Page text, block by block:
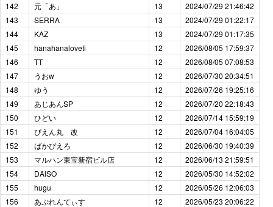
142
元「あ」 13
2024/07/29 21:46:42
143
SERRA 13
2024/07/29 01:22:17
144
KAZ 13
2024/07/29 01:17:35
145
hanahanaloveti 12
2026/08/05 17:59:37
146
TT 12
2026/08/05 07:08:53
147
うおw 12
2026/07/30 20:34:51
148
ゆう 12
2026/07/26 19:25:16
149
あじあんSP 12
2026/07/20 22:18:43
150
ひどい 12
2026/07/14 15:59:19
151
ぴえん丸 改 12
2026/07/04 16:04:05
152
ばかぴえろ 12
2026/06/30 19:40:39
153
マルハン東宝新宿ビル店 12
2026/06/13 21:59:51
154
DAISO 12
2026/05/30 14:52:02
155
hugu 12
2026/05/26 12:06:03
156
あぷれんてぃす 12
2026/05/23 20:06:22